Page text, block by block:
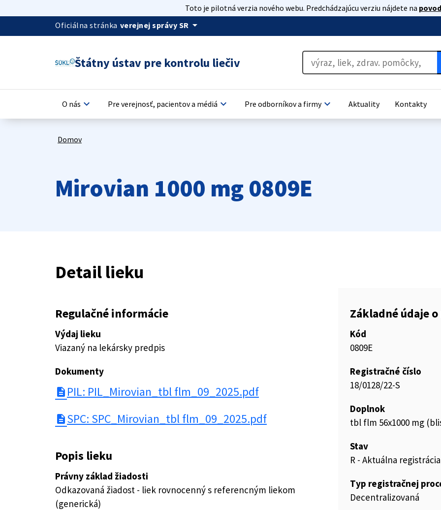
Toto je pilotná verzia nového webu. Predchádzajúcu verziu nájdete na
Oficiálna stránka verejnej správy SR arrow_drop_down
Štátny ústav pre kontrolu liečiv
O nás keyboard_arrow_down Pre verejnosť, pacientov a médiá keyboard_arrow_down Pre odborníkov a firmykeyboard_arrow_down Aktuality Kontakty
Domov
Mirovian 1000 mg 0809E
Detail lieku
Regulačné informácie
Výdaj lieku
Viazaný na lekársky predpis
Dokumenty
description PIL: PIL_Mirovian_tbl flm_09_2025.pdf
description SPC: SPC_Mirovian_tbl flm_09_2025.pdf
Popis lieku
Právny základ žiadosti
Odkazovaná žiadost - liek rovnocenný s referencným liekom
(generická)
Základné údaje
Kód
0809E
Registračné číslo
18/0128/22-S
Doplnok
tbl flm 56x1000 mg
Stav
R - Aktuálna registrácia
Typ registračnej
Decentralizovaná